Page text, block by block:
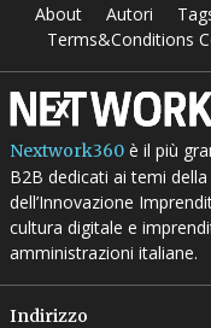
About Autori
Terms&Conditions
Nextwork360è il più
B2B dedicati ai temi
dell’Innovazione
cultura digitale e
amministrazioni italiane.
Indirizzo